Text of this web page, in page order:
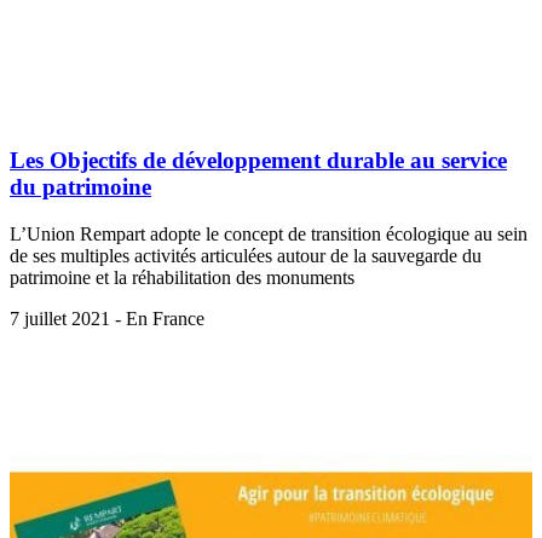
Les Objectifs de développement durable au service
du patrimoine
L’Union Rempart adopte le concept de transition écologique au sein
de ses multiples activités articulées autour de la sauvegarde du
patrimoine et la réhabilitation des monuments
7 juillet 2021 - En France